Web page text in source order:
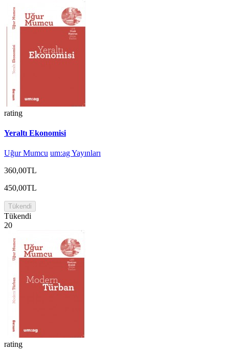
rating
Yeraltı Ekonomisi
Uğur Mumcu um:ag Yayınları
360,00TL
450,00TL
Tükendi
Tükendi
20
rating